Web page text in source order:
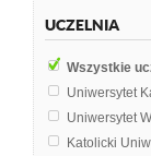
Geografia
UCZELNIA
Wszystkie
Uniwersytet
Uniwersytet
Katolicki